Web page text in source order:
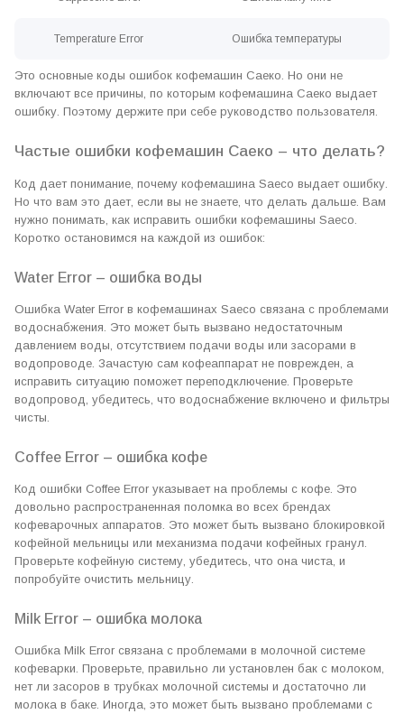
Temperature Error Ошибка температуры
Это основные коды ошибок кофемашин Саеко. Но они не
включают все причины, по которым кофемашина Саеко выдает
ошибку. Поэтому держите при себе руководство пользователя.
Частые ошибки кофемашин Саеко – что делать?
Код дает понимание, почему кофемашина Saeco выдает ошибку.
Но что вам это дает, если вы не знаете, что делать дальше. Вам
нужно понимать, как исправить ошибки кофемашины Saeco.
Коротко остановимся на каждой из ошибок:
Water Error – ошибка воды
Ошибка Water Error в кофемашинах Saeco связана с проблемами
водоснабжения. Это может быть вызвано недостаточным
давлением воды, отсутствием подачи воды или засорами в
водопроводе. Зачастую сам кофеаппарат не поврежден, а
исправить ситуацию поможет переподключение. Проверьте
водопровод, убедитесь, что водоснабжение включено и фильтры
чисты.
Coffee Error – ошибка кофе
Код ошибки Coffee Error указывает на проблемы с кофе. Это
довольно распространенная поломка во всех брендах
кофеварочных аппаратов. Это может быть вызвано блокировкой
кофейной мельницы или механизма подачи кофейных гранул.
Проверьте кофейную систему, убедитесь, что она чиста, и
попробуйте очистить мельницу.
Milk Error – ошибка молока
Ошибка Milk Error связана с проблемами в молочной системе
кофеварки. Проверьте, правильно ли установлен бак с молоком,
нет ли засоров в трубках молочной системы и достаточно ли
молока в баке. Иногда, это может быть вызвано проблемами с